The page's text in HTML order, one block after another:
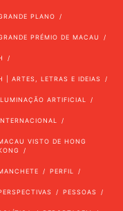
PLANO
PRÉMIO DE MACAU
| ARTES, LETRAS E IDEIAS
ARTIFICIAL
VISTO DE HONG
PERFIL
PESSOAS